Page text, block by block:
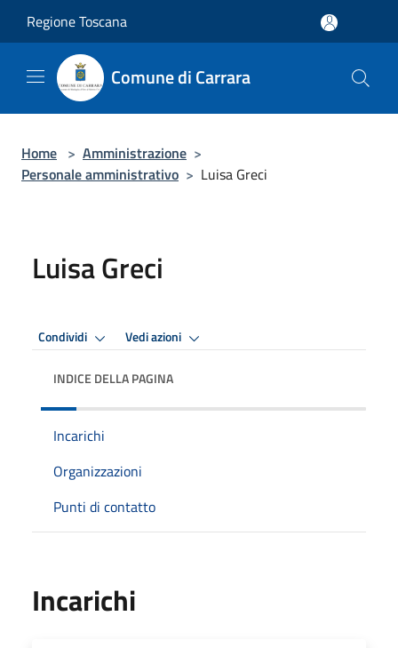
Regione Toscana
Comune di Carrara
Home > Amministrazione >
Personale amministrativo > Luisa Greci
Luisa Greci
Condividi Vedi azioni
INDICE DELLA PAGINA
Incarichi
Organizzazioni
Punti di contatto
Incarichi